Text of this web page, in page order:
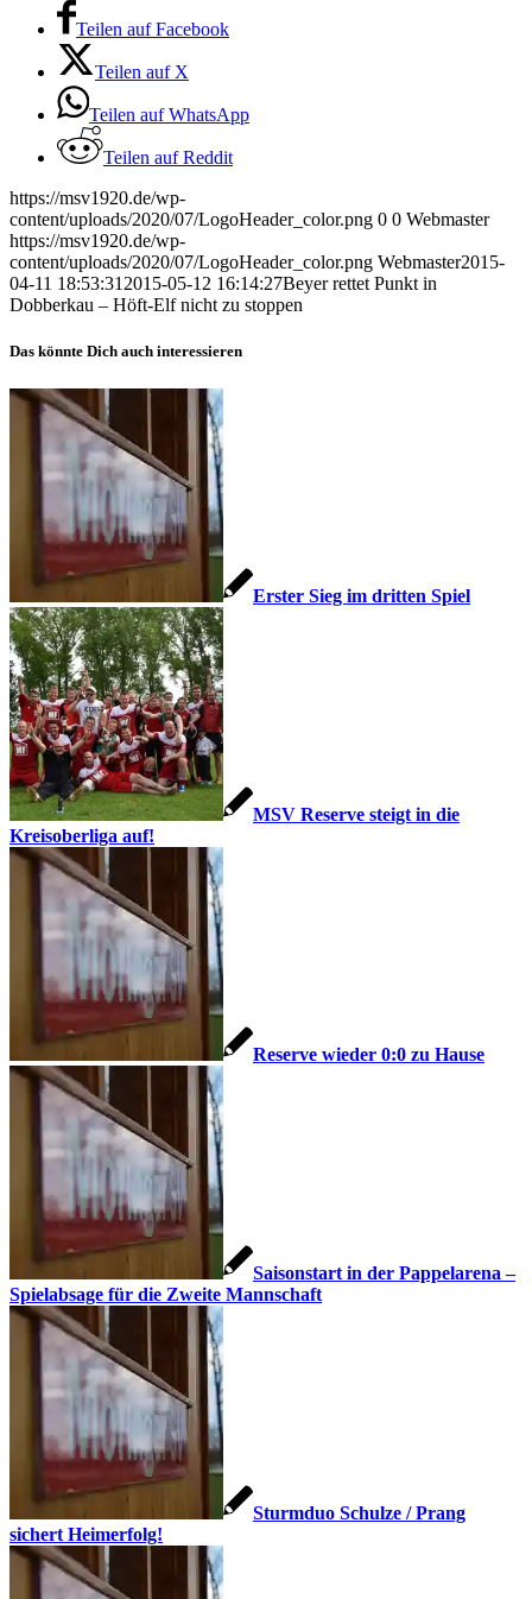
Teilen auf Facebook
Teilen auf X
Teilen auf WhatsApp
Teilen auf Reddit
https://msv1920.de/wp-
content/uploads/2020/07/LogoHeader_color.png 0 0 Webmaster
https://msv1920.de/wp-
content/uploads/2020/07/LogoHeader_color.png Webmaster2015-
04-11 18:53:31 2015-05-12 16:14:27Beyer rettet Punkt in
Dobberkau – Höft-Elf nicht zu stoppen
Das könnte Dich auch interessieren
Erster Sieg im dritten Spiel
MSV Reserve steigt in die
Kreisoberliga auf!
Reserve wieder 0:0 zu Hause
Saisonstart in der Pappelarena –
Spielabsage für die Zweite Mannschaft
Sturmduo Schulze / Prang
sichert Heimerfolg!